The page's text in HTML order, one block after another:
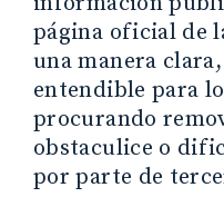
página oficial de
una manera
entendible para
procurando
obstaculice o
por parte de